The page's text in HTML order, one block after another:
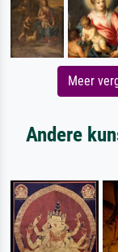
Meer
Andere